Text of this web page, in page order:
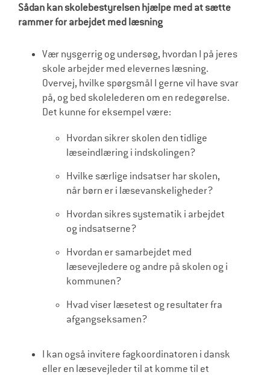
Sådan kan skolebestyrelsen hjælpe med at sætte
rammer for arbejdet med læsning
Vær nysgerrig og undersøg, hvordan I på jeres
skole arbejder med elevernes læsning.
Overvej, hvilke spørgsmål I gerne vil have svar
på, og bed skolelederen om en redegørelse.
Det kunne for eksempel være:
Hvordan sikrer skolen den tidlige
læseindlæring i indskolingen?
Hvilke særlige indsatser har skolen,
når børn er i læsevanskeligheder?
Hvordan sikres systematik i arbejdet
og indsatserne?
Hvordan er samarbejdet med
læsevejledere og andre på skolen og i
kommunen?
Hvad viser læsetest og resultater fra
afgangseksamen?
I kan også invitere fagkoordinatoren i dansk
eller en læsevejleder til at komme til et